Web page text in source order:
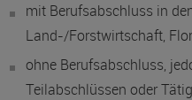
mit Berufsabschluss in
Land-/Forstwirtschaft,
ohne Berufsabschluss,
Teilabschlüssen oder